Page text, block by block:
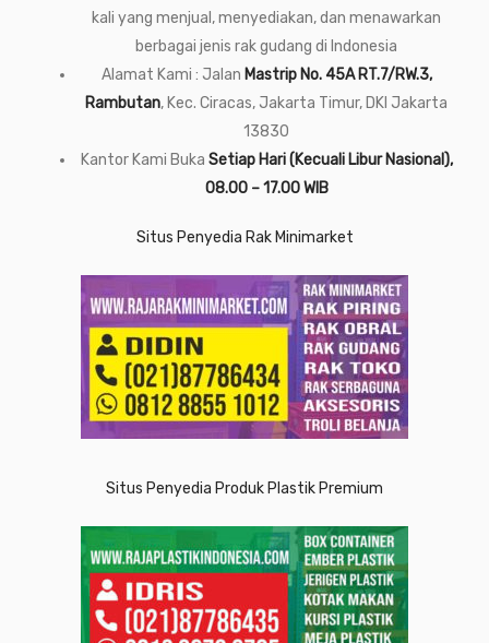
kali yang menjual, menyediakan, dan menawarkan
berbagai jenis rak gudang di Indonesia
Alamat Kami : Jalan Mastrip No. 45A RT.7/RW.3,
Rambutan, Kec. Ciracas, Jakarta Timur, DKI Jakarta
13830
Kantor Kami Buka Setiap Hari (Kecuali Libur Nasional),
08.00 – 17.00 WIB
Situs Penyedia Rak Minimarket
Situs Penyedia Produk Plastik Premium